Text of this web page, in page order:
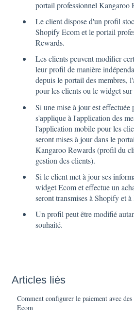
portail professionnel Kangaroo
Le client dispose d'un profil
Shopify Ecom et le portail
Rewards.
Les clients peuvent modifier
leur profil de manière
depuis le portail des membres,
pour les clients ou le widget
Si une mise à jour est effectuée
s'applique à l'application des
l'application mobile pour les
seront mises à jour dans le
Kangaroo Rewards (profil du
gestion des clients).
Si le client met à jour ses
widget Ecom et effectue un
seront transmises à Shopify et
Un profil peut être modifié
souhaité.
Articles liés
Comment configurer le paiement avec
Ecom